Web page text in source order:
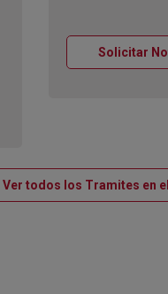
Solicitar
Ver todos los Tramites en